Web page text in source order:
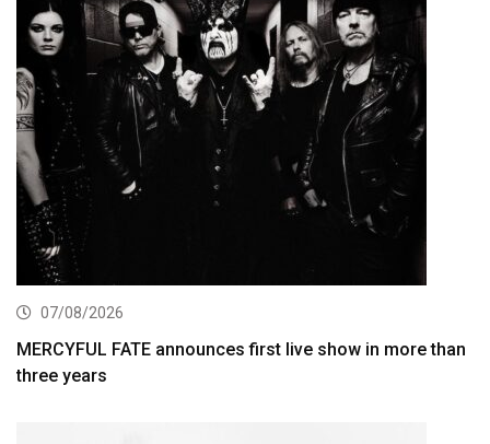
07/08/2026
MERCYFUL FATE announces first live show in more than
three years